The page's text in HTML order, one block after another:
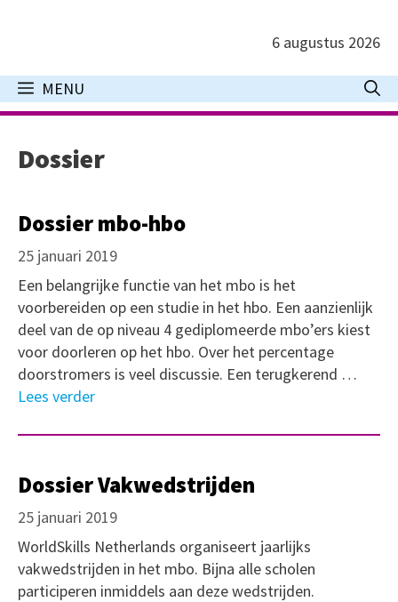
inhoud
6 augustus 2026
MENU
Dossier
Dossier mbo-hbo
25 januari 2019
Een belangrijke functie van het mbo is het
voorbereiden op een studie in het hbo. Een aanzienlijk
deel van de op niveau 4 gediplomeerde mbo’ers kiest
voor doorleren op het hbo. Over het percentage
doorstromers is veel discussie. Een terugkerend …
Lees verder
Dossier Vakwedstrijden
25 januari 2019
WorldSkills Netherlands organiseert jaarlijks
vakwedstrijden in het mbo. Bijna alle scholen
participeren inmiddels aan deze wedstrijden.